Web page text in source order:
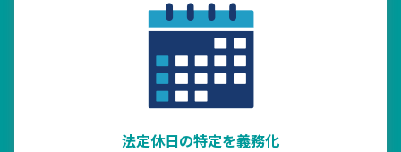
法定休日の特定を義務化